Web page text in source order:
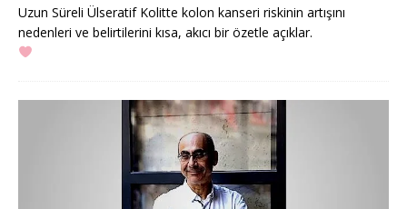
Uzun Süreli Ülseratif Kolitte kolon kanseri riskinin artışını
nedenleri ve belirtilerini kısa, akıcı bir özetle açıklar.